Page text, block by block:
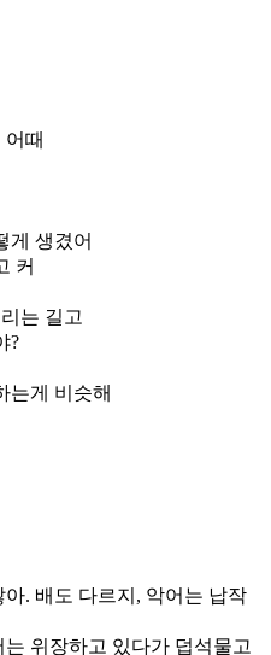
때
게 생겼어
커
는 길고
?
는게 비슷해
. 배도 다르지, 악어는 납작
위장하고 있다가 덥석물고